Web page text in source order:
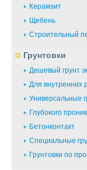
Керамзит
Щебень
Строительный
Грунтовки
Дешевый грунт
Для внутренних
Универсальные
Глубокого
Бетонконтакт
Специальные
Грунтовки по